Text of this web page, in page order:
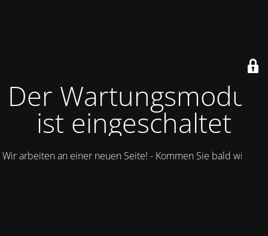
Der Wartungsmodus
ist eingeschaltet
Wir arbeiten an einer neuen Seite! - Kommen Sie bald wieder.